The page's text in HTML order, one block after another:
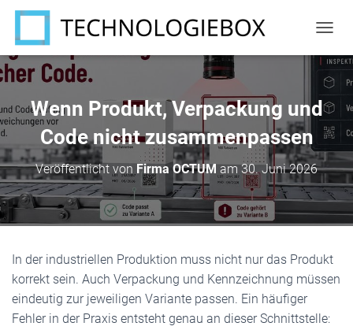
A
I
G
A
T
O
N
U
M
A
L
N
Wenn Produkt, Verpackung und
Code nicht zusammenpassen
Veröffentlicht von Firma OCTUMam30. Juni 2026
In der industriellen Produktion muss nicht nur das Produkt
korrekt sein. Auch Verpackung und Kennzeichnung müssen
eindeutig zur jeweiligen Variante passen. Ein häufiger
Fehler in der Praxis entsteht genau an dieser Schnittstelle: